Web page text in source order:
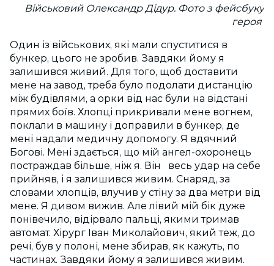
Військовий Олександр Дідур. Фото з фейсбуку
героя
Один із військових, які мали спуститися в
бункер, цього не зробив. Завдяки йому я
залишився живий. Для того, щоб доставити
мене на завод, треба було подолати дистанцію
між будівлями, а орки від нас були на відстані
прямих боїв. Хлопці прикривали мене вогнем,
поклали в машину і доправили в бункер, де
мені надали медичну допомогу. Я вдячний
Богові. Мені здається, що мій ангел-охоронець
постраждав більше, ніж я. Він весь удар на себе
прийняв, і я залишився живим. Снаряд, за
словами хлопців, влучив у стіну за два метри від
мене. Я дивом вижив. Але лівий мій бік дуже
понівечило, відірвало пальці, якими тримав
автомат. Хірург Іван Миколайович, який теж, до
речі, був у полоні, мене збирав, як кажуть, по
частинах. Завдяки йому я залишився живим.